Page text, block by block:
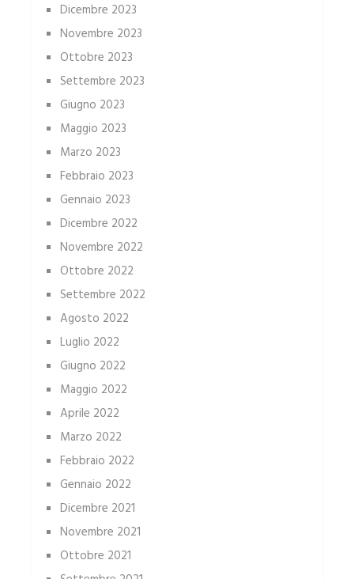
Dicembre 2023
Novembre 2023
Ottobre 2023
Settembre 2023
Giugno 2023
Maggio 2023
Marzo 2023
Febbraio 2023
Gennaio 2023
Dicembre 2022
Novembre 2022
Ottobre 2022
Settembre 2022
Agosto 2022
Luglio 2022
Giugno 2022
Maggio 2022
Aprile 2022
Marzo 2022
Febbraio 2022
Gennaio 2022
Dicembre 2021
Novembre 2021
Ottobre 2021